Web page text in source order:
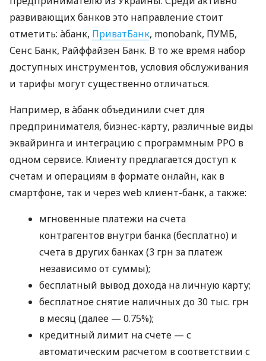
развивающих банков это направление стоит
отметить: àбанк, ПриватБанк, monobank, ПУМБ,
Сенс Банк, Райффайзен Банк. В то же время набор
доступных инструментов, условия обслуживания
и тарифы могут существенно отличаться.
Например, в àбанк объединили счет для
предпринимателя, бизнес-карту, различные виды
эквайринга и интеграцию с программным РРО в
одном сервисе. Клиенту предлагается доступ к
счетам и операциям в формате онлайн, как в
смартфоне, так и через web клиент-банк, а также:
мгновенные платежи на счета
контрагентов внутри банка (бесплатно) и
счета в других банках (3 грн за платеж
независимо от суммы);
бесплатный вывод дохода на личную карту;
бесплатное снятие наличных до 30 тыс. грн
в месяц (далее — 0.75%);
кредитный лимит на счете — с
автоматическим расчетом в соответствии с